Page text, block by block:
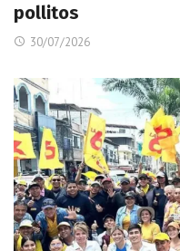
pollitos
30/07/2026